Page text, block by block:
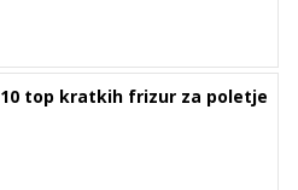
10 top kratkih frizur za poletje